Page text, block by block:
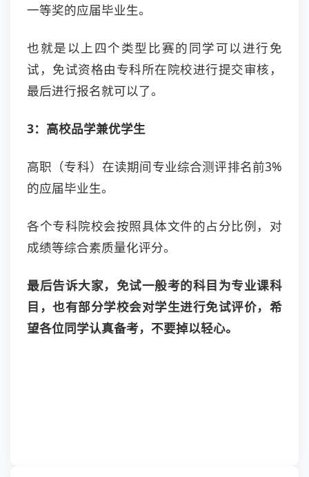
一等奖的应届毕业生。
也就是以上四个类型比赛的同学可以进行免
试，免试资格由专科所在院校进行提交审核，
最后进行报名就可以了。
3：高校品学兼优学生
高职（专科）在读期间专业综合测评排名前3%
的应届毕业生。
各个专科院校会按照具体文件的占分比例，对
成绩等综合素质量化评分。
最后告诉大家，免试一般考的科目为专业课科
目，也有部分学校会对学生进行免试评价，希
望各位同学认真备考，不要掉以轻心。